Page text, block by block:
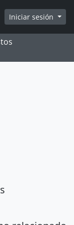
rápidos
Iniciar sesión